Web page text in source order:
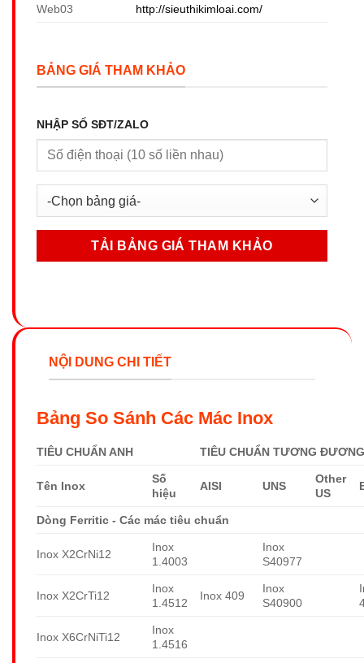
Web03 http://sieuthikimloai.com/
BẢNG GIÁ THAM KHẢO
NHẬP SỐ SĐT/ZALO
NỘI DUNG CHI TIẾT
Bảng So Sánh Các Mác Inox
TIÊU CHUẨN ANH TIÊU CHUẨN TƯƠNG
Tên Inox
Số
hiệu
AISI UNS
Other
US
Dòng Ferritic - Các mác tiêu chuẩn
Inox X2CrNi12
Inox
1.4003
Inox
S40977
Inox X2CrTi12
Inox
1.4512
Inox 409
Inox
S40900
Inox X6CrNiTi12
Inox
1.4516